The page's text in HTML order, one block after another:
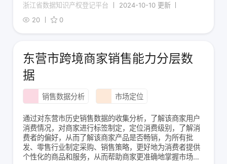
境出口各个年度的每个月出口各个国家的出口金额（以人
民币万元为单元），并依次用x1,x2...x12
浙江省数据知识产权登记平台
2024-10-10 更新
20
0
东营市跨境商家销售能力分层数
据
销售数据分析 市场定位
通过对东营市历史销售数据的收集分析，了解该商家用户
消费情况，对商家进行标签制定，定位消费级别，了解消
费者的偏好，从而了解该商家产品是否畅销，为所有批
发、零售行业制定采购、销售策略，更好地为消费者提供
个性化的商品和服务，从而帮助商家更准确地掌握市场动